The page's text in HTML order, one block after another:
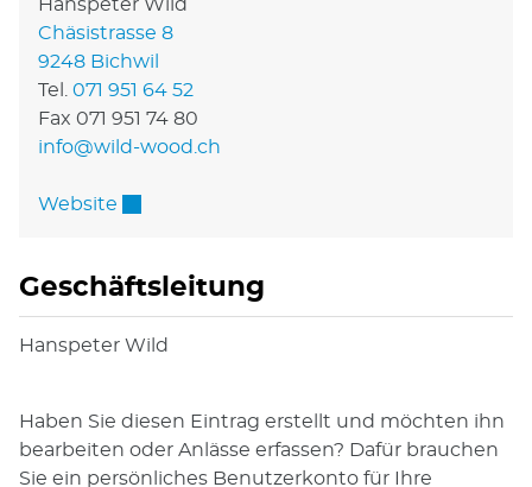
Hanspeter Wild
Chäsistrasse 8
9248 Bichwil
Tel. 071 951 64 52
Fax 071 951 74 80
info@wild-wood.ch
Website
Geschäftsleitung
Hanspeter Wild
Haben Sie diesen Eintrag erstellt und möchten ihn
bearbeiten oder Anlässe erfassen? Dafür brauchen
Sie ein persönliches Benutzerkonto für Ihre